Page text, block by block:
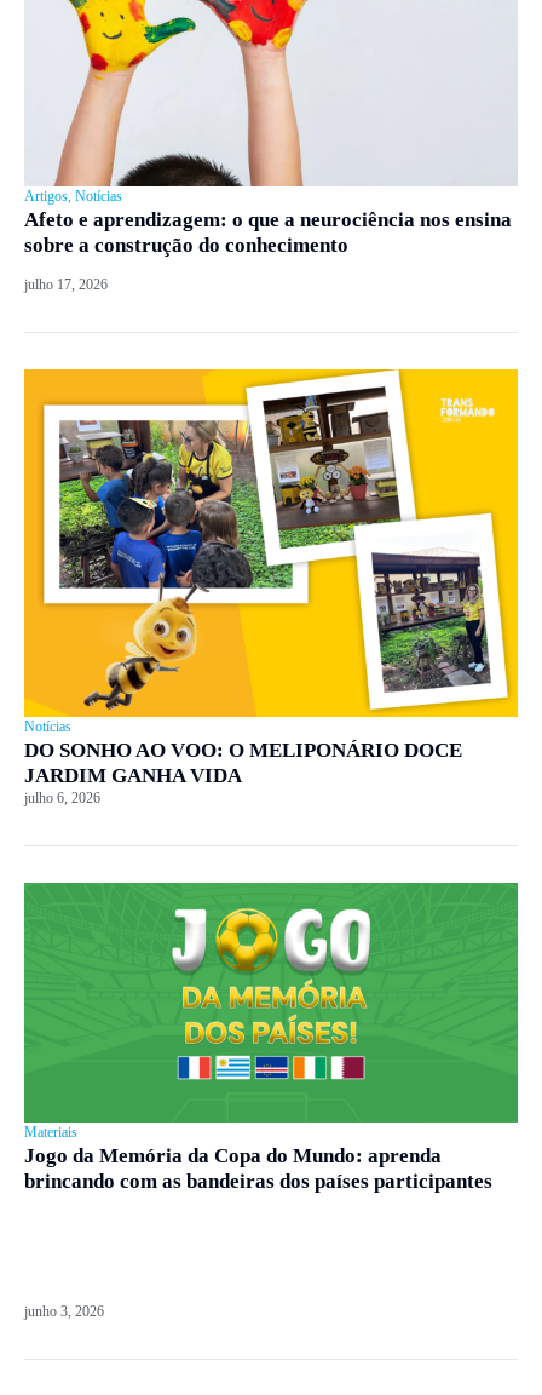
Artigos Notícias
Afeto e aprendizagem: o que a neurociência nos ensina
sobre a construção do conhecimento
julho 17, 2026
Notícias
DO SONHO AO VOO: O MELIPONÁRIO DOCE
JARDIM GANHA VIDA
julho 6, 2026
Materiais
Jogo da Memória da Copa do Mundo: aprenda
brincando com as bandeiras dos países participantes
junho 3, 2026